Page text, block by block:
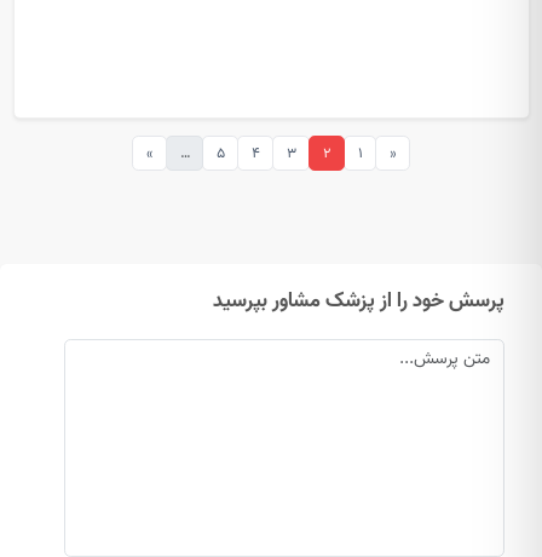
«
1
2
3
4
5
…
»
پرسش خود را از پزشک مشاور بپرسید